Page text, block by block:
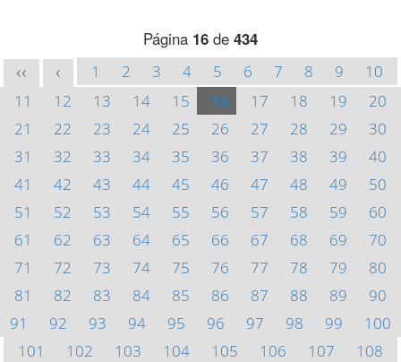
Página 16 de 434
<< < 1 2 3 4 5 6 7 8 9
10
11
12 13 14 15 16 17 18 19
20
21
22 23 24 25 26 27 28 29
30
31
32 33 34 35 36 37 38 39
40
41
42 43 44 45 46 47 48 49
50
51
52 53 54 55 56 57 58 59
60
61
62 63 64 65 66 67 68 69
70
71
72 73 74 75 76 77 78 79
80
81
82 83 84 85 86 87 88 89
90
91
92 93 94 95 96 97 98 99
100
101
102 103 104 105 106 107
108